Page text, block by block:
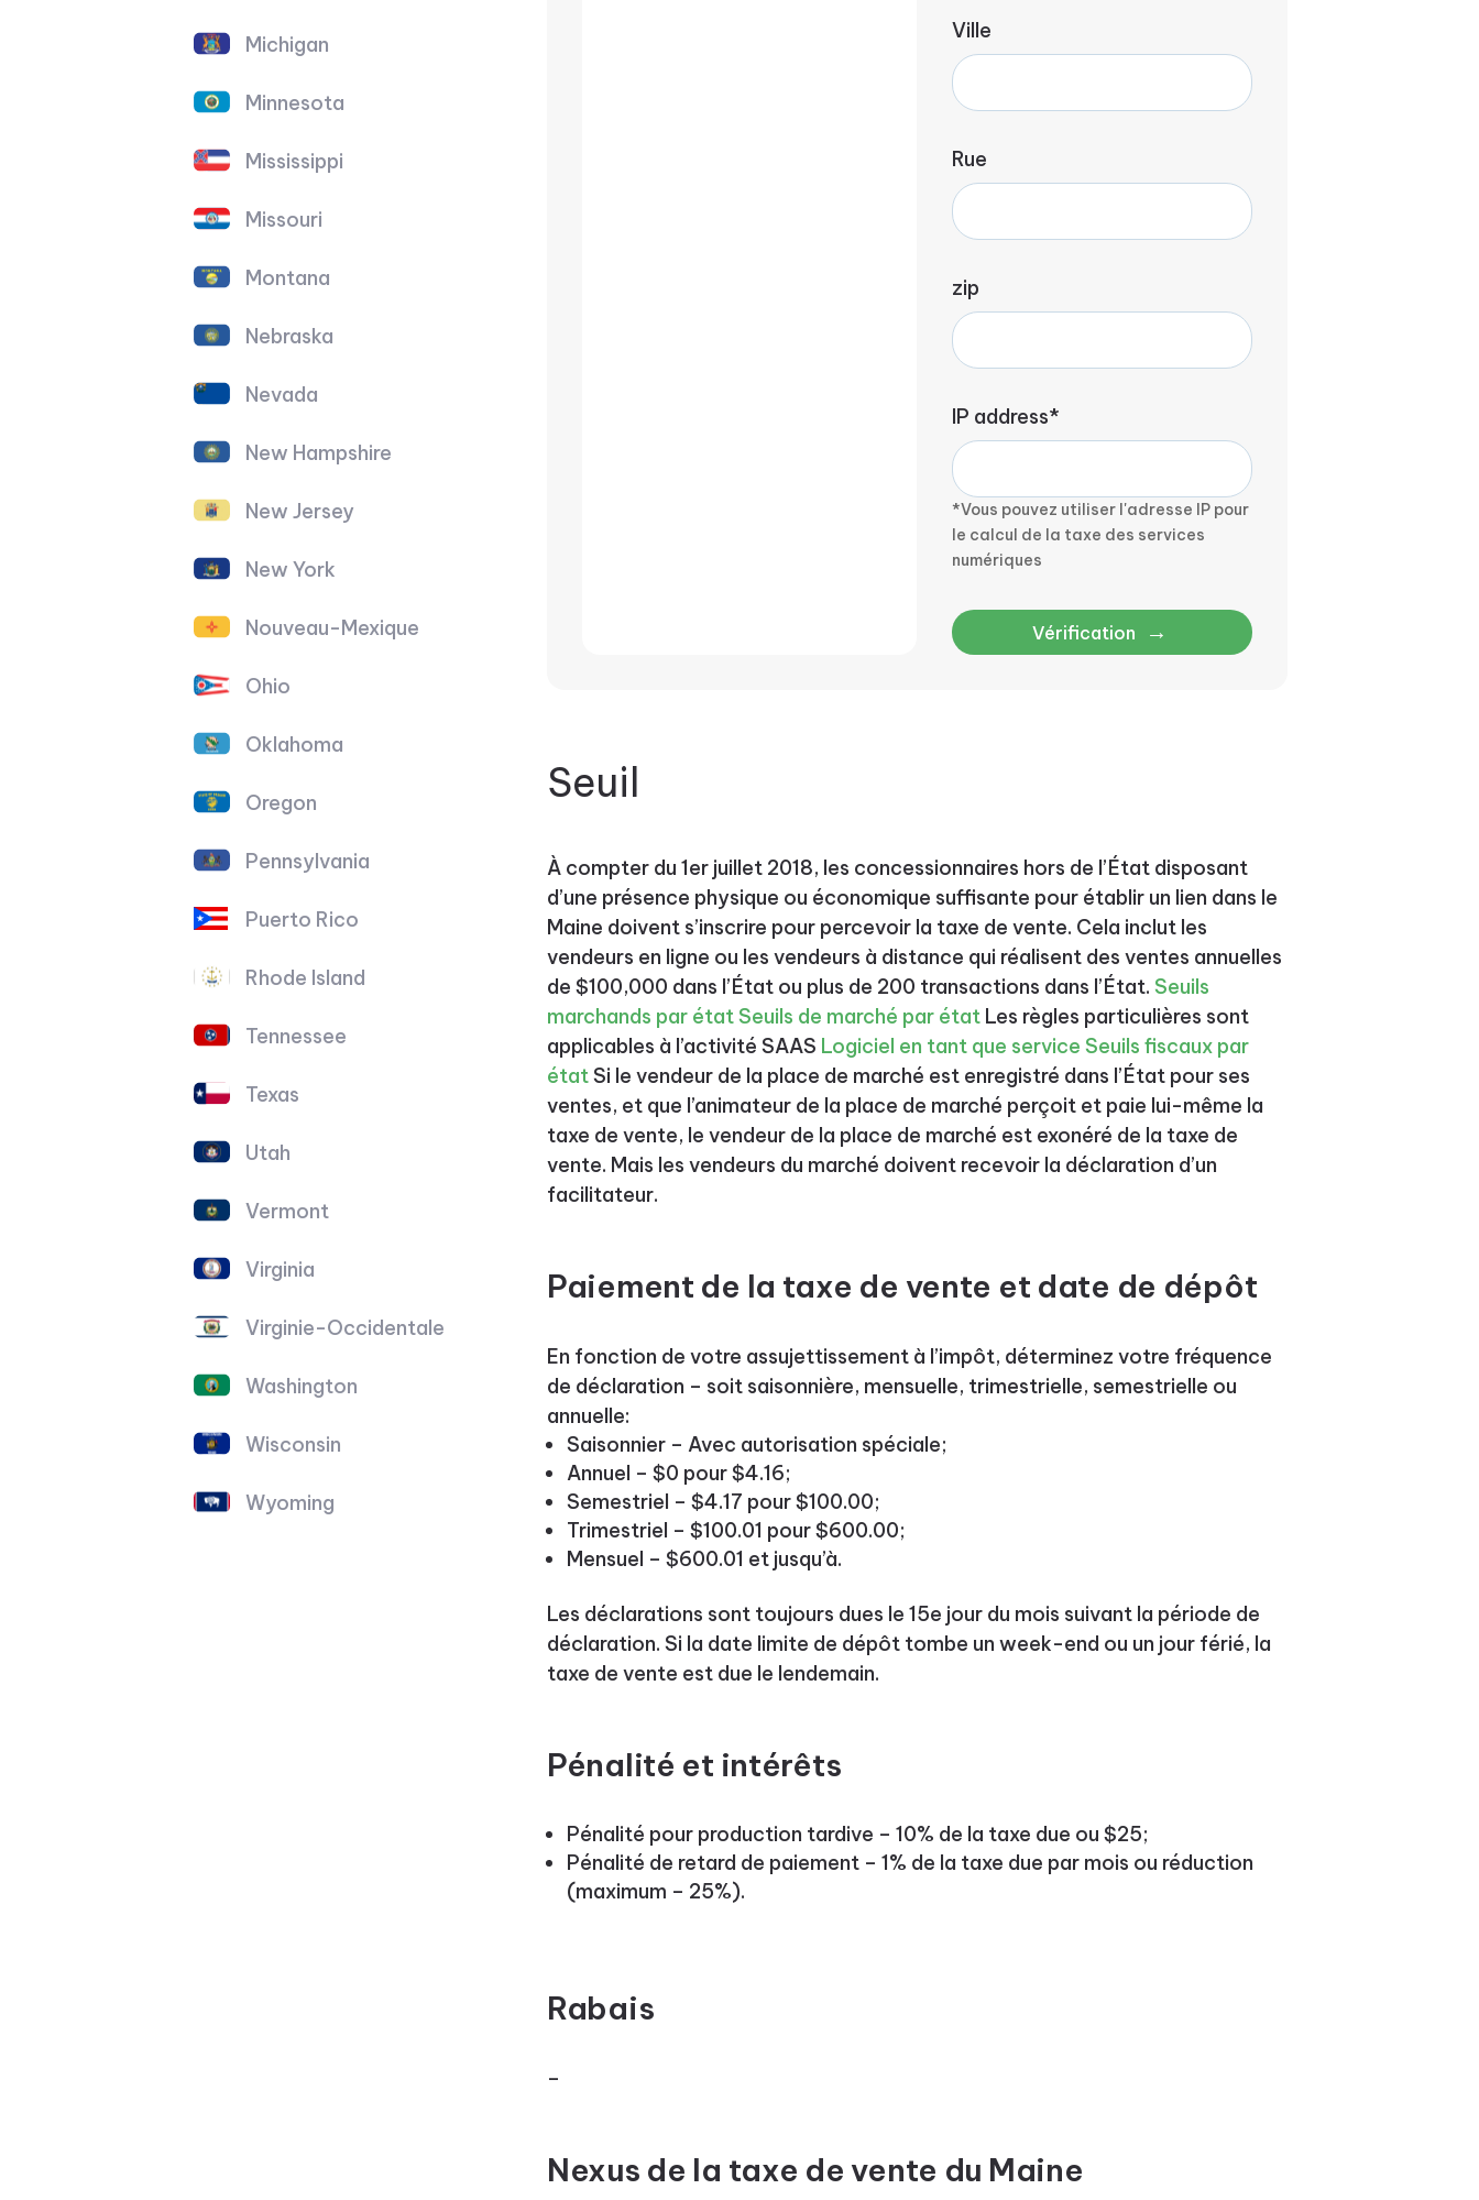
Michigan
Minnesota
Mississippi
Missouri
Montana
Nebraska
Nevada
New Hampshire
New Jersey
New York
Nouveau-Mexique
Ohio
Oklahoma
Oregon
Pennsylvania
Puerto Rico
Rhode Island
Tennessee
Texas
Utah
Vermont
Virginia
Virginie-Occidentale
Washington
Wisconsin
Wyoming
Ville
Rue
zip
IP address*
*Vous pouvez utiliser l'adresse IP pour
le calcul de la taxe des services
numériques
Vérification →
Seuil
À compter du 1er juillet 2018, les concessionnaires hors de l’État disposant
d’une présence physique ou économique suffisante pour établir un lien dans le
Maine doivent s’inscrire pour percevoir la taxe de vente. Cela inclut les
vendeurs en ligne ou les vendeurs à distance qui réalisent des ventes annuelles
de $100,000 dans l’État ou plus de 200 transactions dans l’État. Seuils
marchands par étatSeuils de marché par étatLes règles particulières sont
applicables à l’activité SAAS Logiciel en tant que service Seuils fiscaux par
étatSi le vendeur de la place de marché est enregistré dans l’État pour ses
ventes, et que l’animateur de la place de marché perçoit et paie lui-même la
taxe de vente, le vendeur de la place de marché est exonéré de la taxe de
vente. Mais les vendeurs du marché doivent recevoir la déclaration d’un
facilitateur.
Paiement de la taxe de vente et date de dépôt
En fonction de votre assujettissement à l’impôt, déterminez votre fréquence
de déclaration – soit saisonnière, mensuelle, trimestrielle, semestrielle ou
annuelle:
Saisonnier – Avec autorisation spéciale;
Annuel – $0 pour $4.16;
Semestriel – $4.17 pour $100.00;
Trimestriel – $100.01 pour $600.00;
Mensuel – $600.01 et jusqu’à.
Les déclarations sont toujours dues le 15e jour du mois suivant la période de
déclaration. Si la date limite de dépôt tombe un week-end ou un jour férié, la
taxe de vente est due le lendemain.
Pénalité et intérêts
Pénalité pour production tardive – 10% de la taxe due ou $25;
Pénalité de retard de paiement – 1% de la taxe due par mois ou réduction
(maximum – 25%).
Rabais
–
Nexus de la taxe de vente du Maine